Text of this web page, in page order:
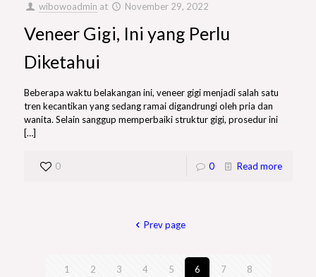
wibowoadmin at November 29, 2022
Veneer Gigi, Ini yang Perlu
Diketahui
Beberapa waktu belakangan ini, veneer gigi menjadi salah satu
tren kecantikan yang sedang ramai digandrungi oleh pria dan
wanita. Selain sanggup memperbaiki struktur gigi, prosedur ini
[…]
0 0 Read more
Prev page
1 2 3 4 5 6 7 8